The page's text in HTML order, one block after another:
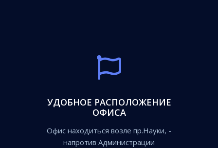
УДОБНОЕ РАСПОЛОЖЕНИЕ
ОФИСА
Офис находиться возле пр.Науки, -
напротив Администрации